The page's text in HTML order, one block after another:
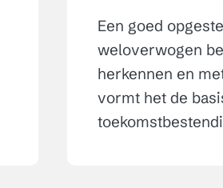
Een goed
weloverwogen
herkennen en
vormt het de